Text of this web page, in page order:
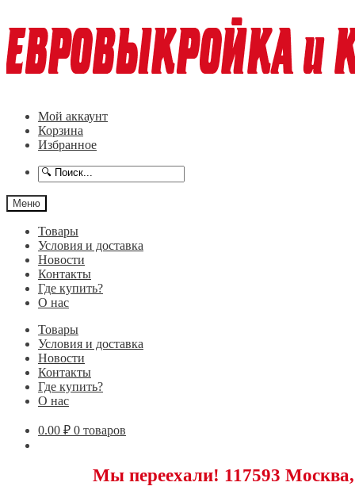
к
навигации
к
содержимому
Мой аккаунт
Корзина
Избранное
Меню
Товары
Условия и доставка
Новости
Контакты
Где купить?
О нас
Товары
Условия и доставка
Новости
Контакты
Где купить?
О нас
0.00 ₽ 0 товаров
Мы переехали! 117593 Москва,